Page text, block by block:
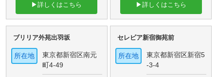
▶詳しくはこちら ▶詳しくはこちら
ブリリア外苑出羽坂
所在地
東京都新宿区南元
町4-49
セレビア新宿御苑前
所在地
東京都新宿区新宿5
-3-4